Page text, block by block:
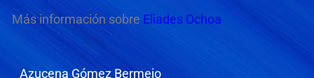
Más información sobre Eliades Ochoa
Azucena Gómez Bermejo